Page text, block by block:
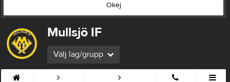
Okej
Mullsjö IF
Välj lag/grupp